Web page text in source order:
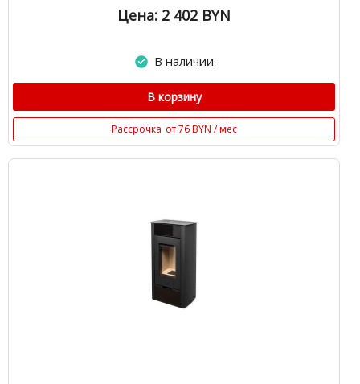
Цена: 2 402 BYN
В наличии
В корзину
Рассрочка от 76 BYN / мес